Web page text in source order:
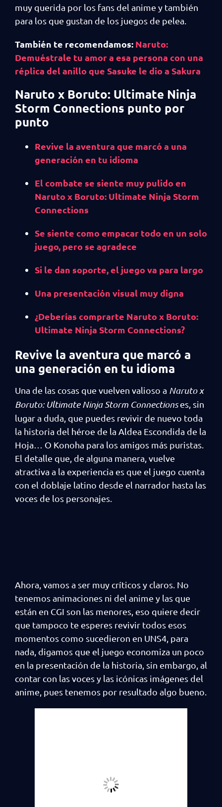
muy querida por los fans del anime y también
para los que gustan de los juegos de pelea.
También te recomendamos: Naruto:
Demuéstrale tu amor a esa persona con una
réplica del anillo que Sasuke le dio a Sakura
Naruto x Boruto: Ultimate Ninja
Storm Connections punto por
punto
Revive la aventura que marcó a una
generación en tu idioma
El combate se siente muy pulido en
Naruto x Boruto: Ultimate Ninja Storm
Connections
Se siente como empacar todo en un solo
juego, pero se agradece
Si le dan soporte, el juego va para largo
Una presentación visual muy digna
¿Deberías comprarte Naruto x Boruto:
Ultimate Ninja Storm Connections?
Revive la aventura que marcó a
una generación en tu idioma
Una de las cosas que vuelven valioso a Naruto x
Boruto: Ultimate Ninja Storm Connectionses, sin
lugar a duda, que puedes revivir de nuevo toda
la historia del héroe de la Aldea Escondida de la
Hoja… O Konoha para los amigos más puristas.
El detalle que, de alguna manera, vuelve
atractiva a la experiencia es que el juego cuenta
con el doblaje latino desde el narrador hasta las
voces de los personajes.
Ahora, vamos a ser muy críticos y claros. No
tenemos animaciones ni del anime y las que
están en CGI son las menores, eso quiere decir
que tampoco te esperes revivir todos esos
momentos como sucedieron en UNS4, para
nada, digamos que el juego economiza un poco
en la presentación de la historia, sin embargo, al
contar con las voces y las icónicas imágenes del
anime, pues tenemos por resultado algo bueno.